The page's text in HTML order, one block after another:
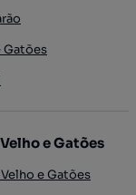
Gatões
e Gatões
e Gatões